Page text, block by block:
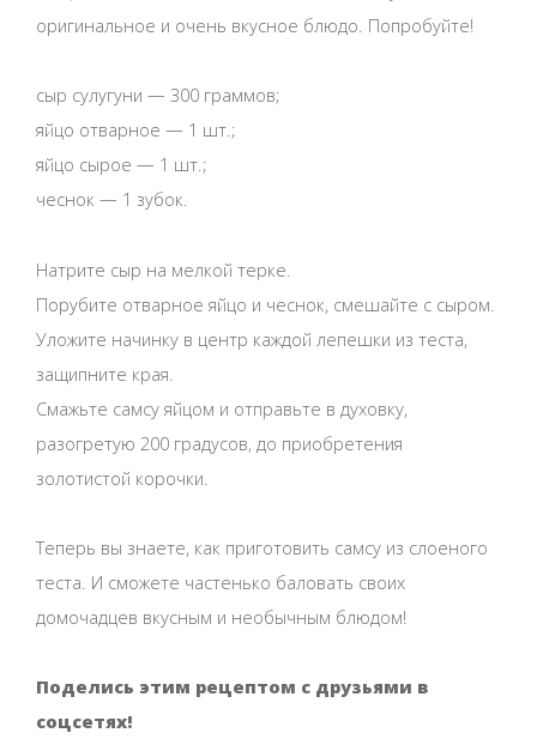
оригинальное и очень вкусное блюдо. Попробуйте!
сыр сулугуни — 300 граммов;
яйцо отварное — 1 шт.;
яйцо сырое — 1 шт.;
чеснок — 1 зубок.
Натрите сыр на мелкой терке.
Порубите отварное яйцо и чеснок, смешайте с сыром.
Уложите начинку в центр каждой лепешки из теста,
защипните края.
Смажьте самсу яйцом и отправьте в духовку,
разогретую 200 градусов, до приобретения
золотистой корочки.
Теперь вы знаете, как приготовить самсу из слоеного
теста. И сможете частенько баловать своих
домочадцев вкусным и необычным блюдом!
Поделись этим рецептом с друзьями в
соцсетях!